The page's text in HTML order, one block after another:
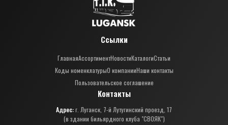
Ссылки
ГлавнаяАссортиментНовостиКаталогиСтатьи
Коды номенклатурыО компанииНаши контакты
Пользовательское соглашение
Контакты
Адрес:г. Луганск, 7-й Лутугинский проезд, 17
(в здании бильярдного клуба "СВОЯК")